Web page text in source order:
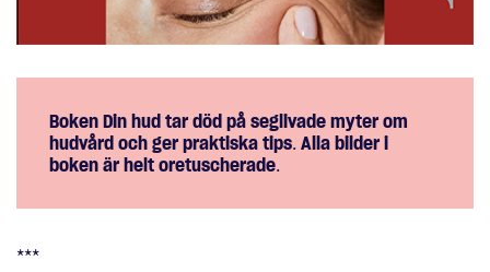
Boken Din hud tar död på seglivade myter om
hudvård och ger praktiska tips. Alla bilder i
boken är helt oretuscherade.
***